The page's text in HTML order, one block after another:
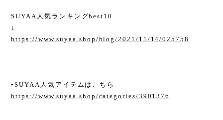
SUYAA人気ランキングbest10
↓
https://www.suyaa.shop/blog/2021/11/14/025758
▪︎SUYAA人気アイテムはこちら
https://www.suyaa.shop/categories/3901376